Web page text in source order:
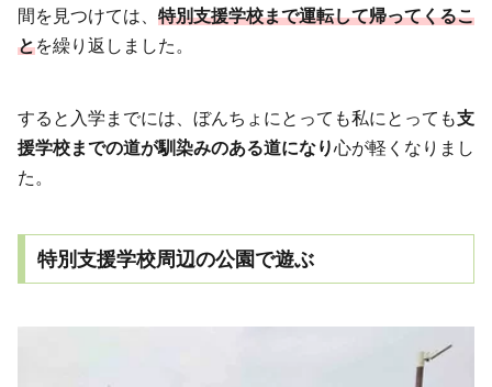
間を見つけては、 特別支援学校まで運転して帰ってくるこ
とを繰り返しました。
すると入学までには、ぼんちょにとっても私にとっても支
援学校までの道が馴染みのある道になり心が軽くなりまし
た。
特別支援学校周辺の公園で遊ぶ